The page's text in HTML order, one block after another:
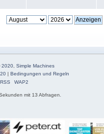
2020, Simple Machines
|Bedingungen und Regeln
RSS WAP2
mit 13 Abfragen.